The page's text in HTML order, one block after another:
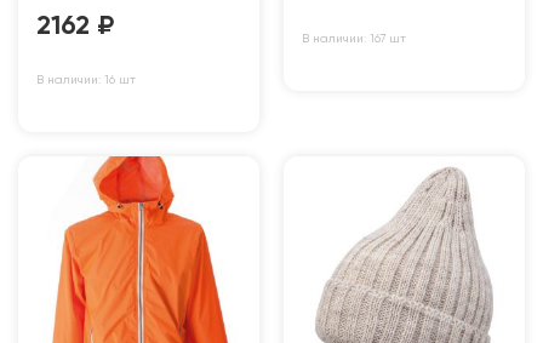
2162 ₽
В наличии: 16 шт
В наличии: 167 шт